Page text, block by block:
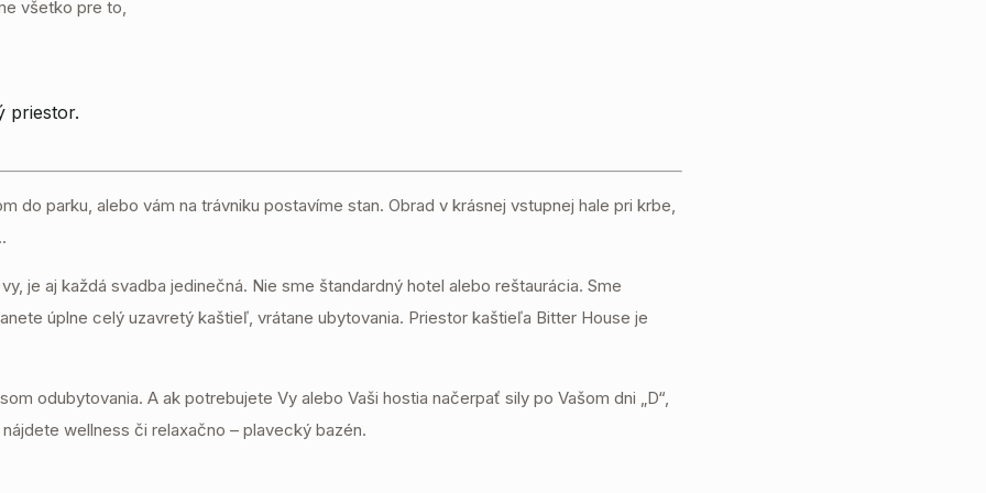
všetko pre to,
priestor.
do parku, alebo vám na trávniku postavíme stan. Obrad v krásnej vstupnej hale pri krbe,
je aj každá svadba jedinečná. Nie sme štandardný hotel alebo reštaurácia. Sme
úplne celý uzavretý kaštieľ, vrátane ubytovania. Priestor kaštieľa Bitter House je
odubytovania. A ak potrebujete Vy alebo Vaši hostia načerpať sily po Vašom dni „D“,
wellness či relaxačno – plavecký bazén.